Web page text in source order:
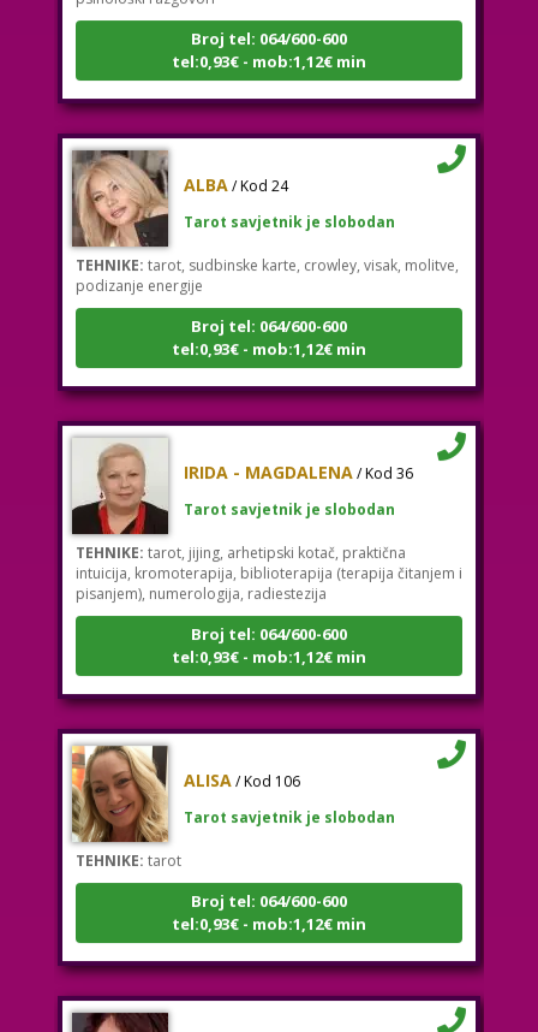
tel:0,93€ - mob:1,12€ min
Tarot savjetnik je slobodan
TEHNIKE:tarot, sudbinske karte, crowley, visak, molitve,
podizanje energije
Broj tel: 064/600-600
tel:0,93€ - mob:1,12€ min
Tarot savjetnik je slobodan
TEHNIKE:tarot, jijing, arhetipski kotač, praktična
intuicija, kromoterapija, biblioterapija (terapija čitanjem i
pisanjem), numerologija, radiestezija
Broj tel: 064/600-600
tel:0,93€ - mob:1,12€ min
Tarot savjetnik je slobodan
TEHNIKE:tarot
tel:0,93€ - mob:1,12€ min